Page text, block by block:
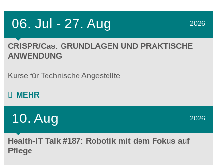
06. Jul - 27. Aug 2026
CRISPR/Cas: GRUNDLAGEN UND PRAKTISCHE
ANWENDUNG
Kurse für Technische Angestellte
MEHR
10. Aug 2026
Health-IT Talk #187: Robotik mit dem Fokus auf
Pflege